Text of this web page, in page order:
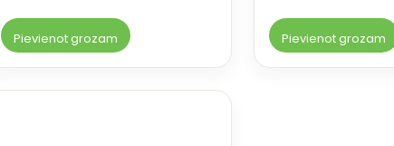
Pievienot grozam Pievienot grozam